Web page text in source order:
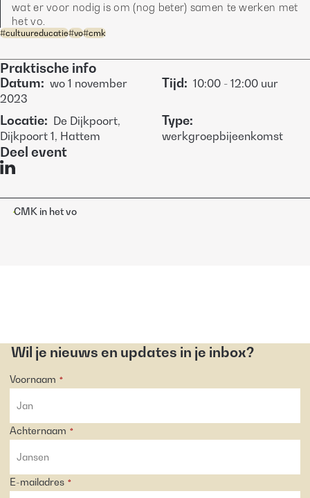
wat er voor nodig is om (nog beter) samen te werken met
het vo.
#cultuureducatie#vo#cmk
Praktische info
Datum: wo 1 november
2023
Tijd: 10:00 - 12:00 uur
Locatie: De Dijkpoort,
Dijkpoort 1, Hattem
Type:
werkgroepbijeenkomst
Deel event
CMK in het vo
Wil je nieuws en updates in je inbox?
Voornaam *
Achternaam *
E-mailadres *